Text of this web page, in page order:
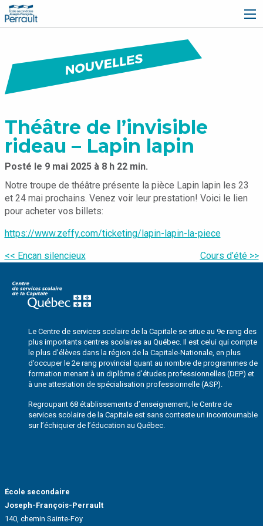
École secondaire Joseph-François-Perrault
Théâtre de l’invisible
rideau – Lapin lapin
Posté le 9 mai 2025 à 8 h 22 min.
Écrit parDominic Dubé Richard
Notre troupe de théâtre présente la pièce Lapin lapin les 23
et 24 mai prochains. Venez voir leur prestation! Voici le lien
pour acheter vos billets:
https://www.zeffy.com/ticketing/lapin-lapin-la-piece
Navigation
l’article
<< Encan silencieux Cours d’été >>
Le Centre de services scolaire de la Capitale se situe au 9e rang des
plus importants centres scolaires au Québec. Il est celui qui compte
le plus d’élèves dans la région de la Capitale-Nationale, en plus
d’occuper le 2e rang provincial quant au nombre de programmes de
formation menant à un diplôme d’études professionnelles (DEP) et
à une attestation de spécialisation professionnelle (ASP).
Regroupant 68 établissements d’enseignement, le Centre de
services scolaire de la Capitale est sans conteste un incontournable
sur l’échiquier de l’éducation au Québec.
École secondaire
Joseph-François-Perrault
140, chemin Sainte-Foy